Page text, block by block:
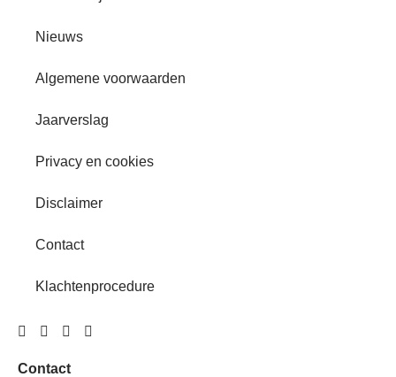
Nieuws
Algemene voorwaarden
Jaarverslag
Privacy en cookies
Disclaimer
Contact
Klachtenprocedure
Contact